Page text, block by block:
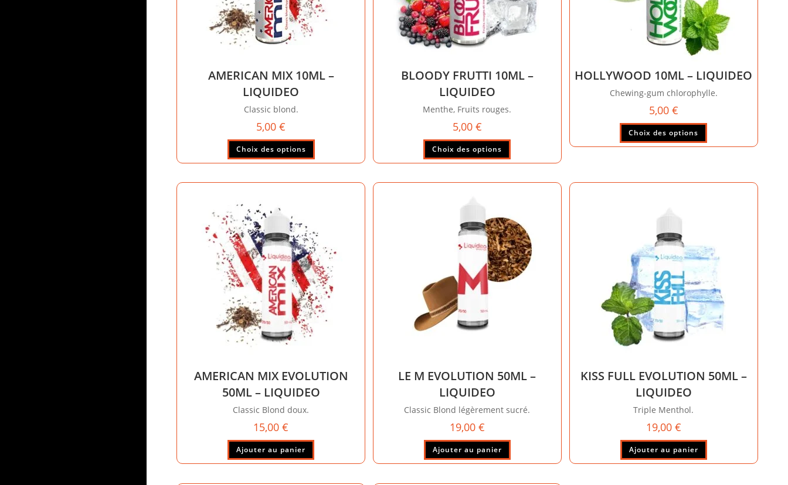
AMERICAN MIX 10ML –
LIQUIDEO
Classic blond.
5,00€
Choix des options
produit
plusieurs
peuvent
être
choisies
sur
la
page
du
produit
BLOODY FRUTTI 10ML –
LIQUIDEO
Menthe, Fruits rouges.
5,00 €
Choix des options
produit
plusieurs
options
peuvent
être
choisies
sur
la
HOLLYWOOD 10ML – LIQUIDEO
Chewing-gum chlorophylle.
5,00 €
Choix des options
produit
sur
la
page
du
produit
AMERICAN MIX EVOLUTION
50ML – LIQUIDEO
Classic Blond doux.
15,00€
Ajouter au panier
LE M EVOLUTION 50ML –
LIQUIDEO
Classic Blond légèrement sucré.
19,00 €
Ajouter au panier
KISS FULL EVOLUTION 50ML –
LIQUIDEO
Triple Menthol.
19,00 €
Ajouter au panier